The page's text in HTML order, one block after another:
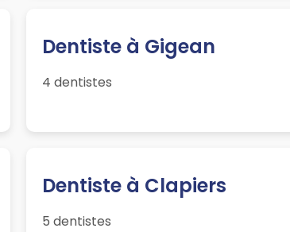
Dentiste à Gigean
4 dentistes
Dentiste à Clapiers
5 dentistes